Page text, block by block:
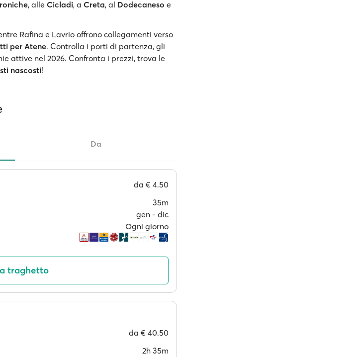
, alle Cicladi, a Creta, al Dodecaneso e
Rafina e Lavrio offrono collegamenti verso
per Atene. Controlla i porti di partenza, gli
attive nel 2026. Confronta i prezzi, trova le
nascosti!
Da
da € 4.50
35m
gen ‐ dic
Ogni giorno
traghetto
da € 40.50
2h 35m